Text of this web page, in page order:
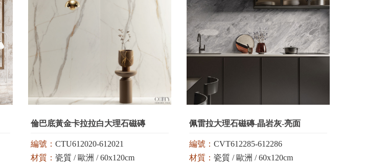
倫巴底黃金卡拉拉白大理石磁磚
編號： CTU612020-612021
材質： 瓷質 / 歐洲 / 60x120cm
佩雷拉大理石磁磚-晶岩灰-亮面
編號： CVT612285-612286
材質： 瓷質 / 歐洲 / 60x120cm